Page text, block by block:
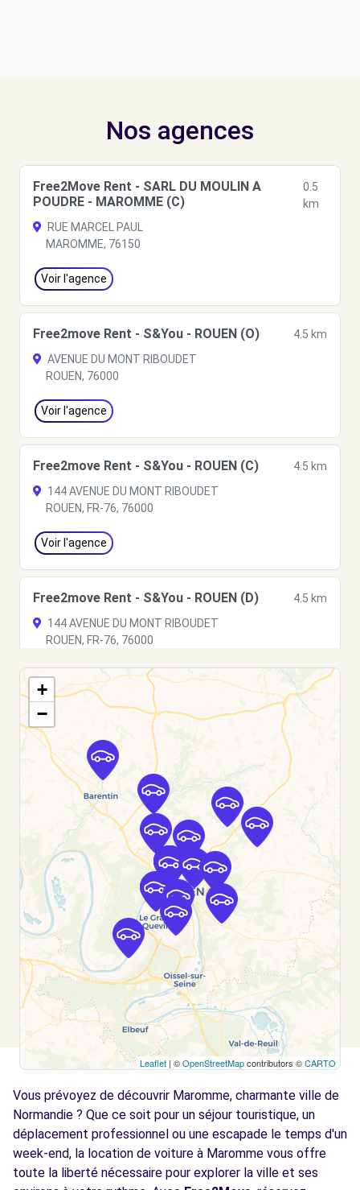
Nos agences
Free2Move Rent - SARL DU MOULIN A
POUDRE - MAROMME (C)
0.5
km
RUE MARCEL PAUL
MAROMME, 76150
Voir l'agence
Free2move Rent - S&You - ROUEN (O)
4.5 km
AVENUE DU MONT RIBOUDET
ROUEN, 76000
Voir l'agence
Free2move Rent - S&You - ROUEN (C)
4.5 km
144 AVENUE DU MONT RIBOUDET
ROUEN, FR-76, 76000
Voir l'agence
Free2move Rent - S&You - ROUEN (D)
4.5 km
144 AVENUE DU MONT RIBOUDET
ROUEN, FR-76, 76000
Voir l'agence
Free2move Rent - S&You - ROUEN (P)
144 AV DU MONT RIBOUDET
ROUEN, FR-76, 76000
Voir l'agence
Free2Move Rent - GARAGE DE BAPEAUME -
BOIS-GUILLAUME (C)
km
RUE GUSTAVE EIFFEL - ZONE LEADER
BOIS-GUILLAUME, 76230
Voir l'agence
Free2Move Rent - GARAGE DU CAILLY -
MALAUNAY (C)
205 ROUTE DE DIEPPE
MALAUNAY, 76770
Voir l'agence
Free2Move Rent - GARAGE DE VERDUN -
ROUEN (C)
6.8
km
+
−
Leaflet | ©OpenStreetMapcontributors ©CARTO
Vous prévoyez de découvrir Maromme, charmante ville de
Normandie ? Que ce soit pour un séjour touristique, un
déplacement professionnel ou une escapade le temps d'un
week-end, la location de voiture à Maromme vous offre
toute la liberté nécessaire pour explorer la ville et ses